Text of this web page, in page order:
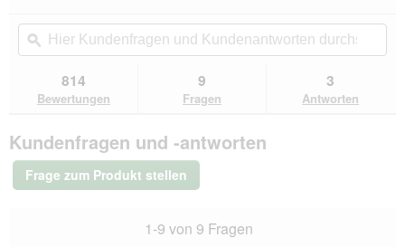
5
lesen
Hill's
Trockenfutter
Adult,
Aktion
navigierst
du
Bewertungen.
Hier
Kundenfragen
und
Kundenantworten
durchsuchen
ϙ
814
Bewertungen
9
Fragen
3
Antworten
Kundenfragen und -antworten
Frage zum Produkt stellen
1-9 von 9 Fragen